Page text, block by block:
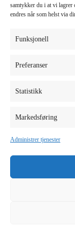
samtykker du i at vi lagrer
endres når som helst via
Funksjonell
Preferanser
Statistikk
Markedsføring
Administrer tjenester